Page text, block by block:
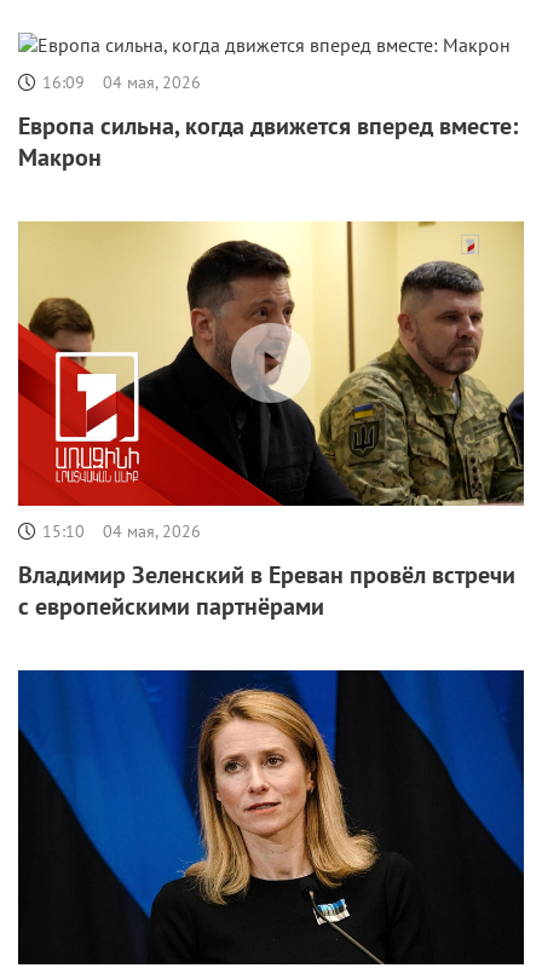
16:09 04 мая, 2026
Европа сильна, когда движется вперед вместе:
Макрон
15:10 04 мая, 2026
Владимир Зеленский в Ереван провёл встречи
с европейскими партнёрами